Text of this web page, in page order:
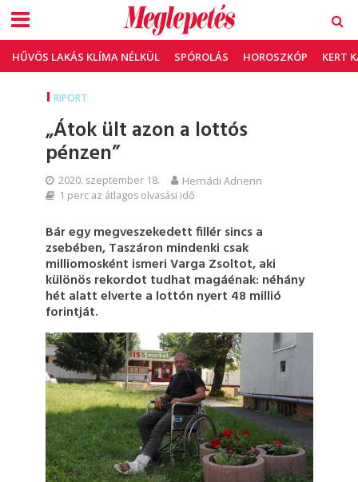
HŰVÖS LAKÁS KLÍMA NÉLKÜL SPÓROLÁS HOROSZKÓP KERT
RIPORT
„Átok ült azon a lottós
pénzen”
2020. szeptember 18. Hernádi Adrienn
1 perc az átlagos olvasási idő
Bár egy megveszekedett fillér sincs a
zsebében, Taszáron mindenki csak
milliomosként ismeri Varga Zsoltot, aki
különös rekordot tudhat magáénak: néhány
hét alatt elverte a lottón nyert 48 millió
forintját.